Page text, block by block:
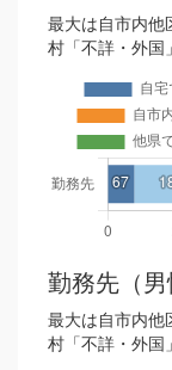
最大は自市内他
村「不詳・外国
勤務先（男
最大は自市内他
村「不詳・外国